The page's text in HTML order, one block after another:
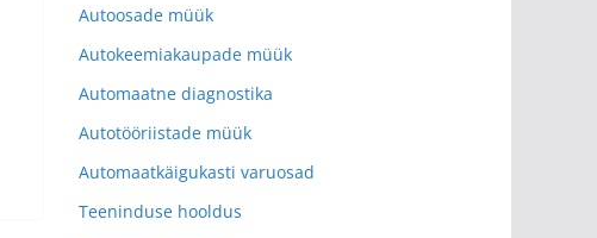
Autoosade müük
Autokeemiakaupade müük
Automaatne diagnostika
Autotööriistade müük
Automaatkäigukasti varuosad
Teeninduse hooldus